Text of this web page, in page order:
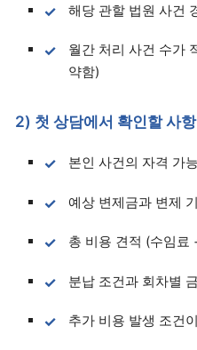
해당 관할 법원 사건
월간 처리 사건 수가
약함)
2) 첫 상담에서 확인할 사항
본인 사건의 자격 가
예상 변제금과 변제
총 비용 견적 (수임료
분납 조건과 회차별
추가 비용 발생 조건